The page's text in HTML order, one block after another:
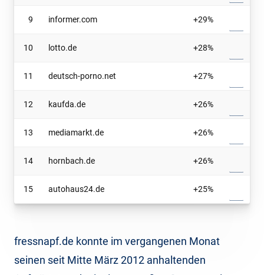
9 informer.com +29%
10 lotto.de +28%
11 deutsch-porno.net +27%
12 kaufda.de +26%
13 mediamarkt.de +26%
14 hornbach.de +26%
15 autohaus24.de +25%
fressnapf.de konnte im vergangenen Monat
seinen seit Mitte März 2012 anhaltenden